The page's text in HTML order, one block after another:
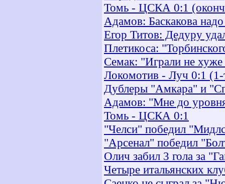
Томь - ЦСКА 0:1
Адамов: Баскакова надо
Егор Титов: Дедуру
Плетикоса:
Семак: "Играли не
Локомотив - Луч 0:1
Дублеры "Амкара" и
Адамов: "Мне до
Томь - ЦСКА 0:1
"Челси" победил
"Арсенал" победил
Олич забил 3 гола за
Четыре итальянских